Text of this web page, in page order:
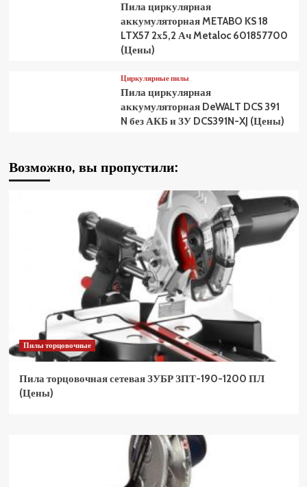
Пила циркулярная
аккумуляторная METABO KS 18
LTX57 2х5,2 Ач Metaloc 601857700
(Цены)
Циркулярные пилы
Пила циркулярная
аккумуляторная DeWALT DCS 391
N без АКБ и ЗУ DCS391N-XJ (Цены)
Возможно, вы пропустили:
Пилы торцовочные
Пила торцовочная сетевая ЗУБР ЗПТ-190-1200 ПЛ
(Цены)